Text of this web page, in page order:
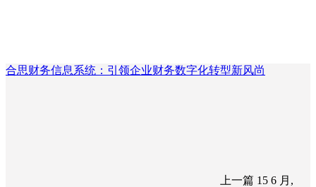
合思财务信息系统：引领企业财务数字化转型新风尚
上一篇 15 6 月,